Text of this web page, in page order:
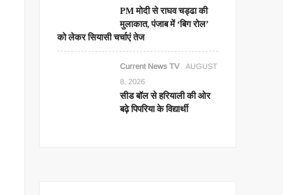
PM मोदी से राघव चड्ढा की
मुलाकात, पंजाब में ‘बिग रोल’
को लेकर सियासी चर्चाएं तेज
Current News TV
AUGUST
8, 2026
सीड बॉल से हरियाली की ओर
बढ़े पिपरिया के विद्यार्थी